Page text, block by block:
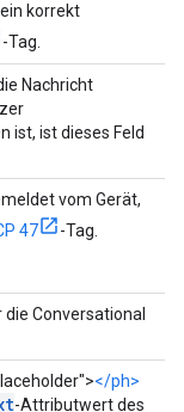
korrekt
-Tag.
Nachricht
ist, ist dieses Feld
vom Gerät,
47 -Tag.
die Conversational
</ph>
-Attributwert des